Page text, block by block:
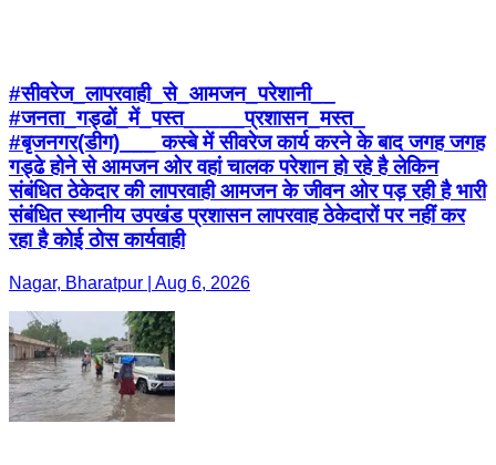
#सीवरेज_लापरवाही_से_आमजन_परेशानी__
#जनता_गड्ढों_में_पस्त_____प्रशासन_मस्त_
#बृजनगर(डीग)___ कस्बे में सीवरेज कार्य करने के बाद जगह जगह
गड्ढे होने से आमजन ओर वहां चालक परेशान हो रहे है लेकिन
संबंधित ठेकेदार की लापरवाही आमजन के जीवन ओर पड़ रही है भारी
संबंधित स्थानीय उपखंड प्रशासन लापरवाह ठेकेदारों पर नहीं कर
रहा है कोई ठोस कार्यवाही
Nagar, Bharatpur | Aug 6, 2026